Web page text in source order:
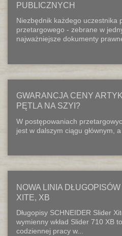
PUBLICZNYCH
Niezbędnik każdego uczestnika
przetargowego - zebrane w
najważniejsze dokumenty
GWARANCJA CENY
PĘTLA NA SZYI?
W postępowaniach
jest w dalszym ciągu głównym,
NOWA LINIA
XITE, XB
Długopisy SCHNEIDER Slider
wymienny wkład Slider 710 XB
codziennej pracy w...